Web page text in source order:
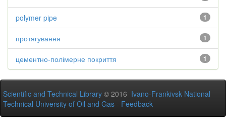
1
polymer pipe
1
протягування
1
цементно-полімерне покриття
Scientific and Technical Library © 2016 Ivano-Frankivsk National
Technical University of Oil and Gas - Feedback